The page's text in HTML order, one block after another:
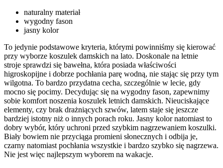
naturalny materiał
wygodny fason
jasny kolor
To jedynie podstawowe kryteria, którymi powinniśmy się kierować
przy wyborze koszulek damskich na lato. Doskonale na letnie
stroje sprawdzi się bawełna, która posiada właściwości
higroskopijne i dobrze pochłania parę wodną, nie stając się przy tym
wilgotna. To bardzo przydatna cecha, szczególnie w lecie, gdy
mocno się pocimy. Decydując się na wygodny fason, zapewnimy
sobie komfort noszenia koszulek letnich damskich. Nieuciskające
elementy, czy brak drażniących szwów, latem staje się jeszcze
bardziej istotny niż o innych porach roku. Jasny kolor natomiast to
dobry wybór, który uchroni przed szybkim nagrzewaniem koszulki.
Biały bowiem nie przyciąga promieni słonecznych i odbija je,
czarny natomiast pochłania wszystkie i bardzo szybko się nagrzewa.
Nie jest więc najlepszym wyborem na wakacje.